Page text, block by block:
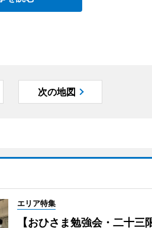
次の地図
エリア特集
【おひさま勉強会・二十